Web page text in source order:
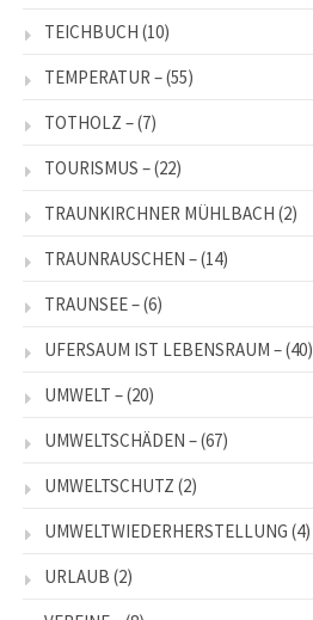
TEICHBUCH (10)
TEMPERATUR –(55)
TOTHOLZ –(7)
TOURISMUS –(22)
TRAUNKIRCHNER MÜHLBACH (2)
TRAUNRAUSCHEN –(14)
TRAUNSEE –(6)
UFERSAUM IST LEBENSRAUM –(40)
UMWELT –(20)
UMWELTSCHÄDEN –(67)
UMWELTSCHUTZ (2)
UMWELTWIEDERHERSTELLUNG (4)
URLAUB (2)